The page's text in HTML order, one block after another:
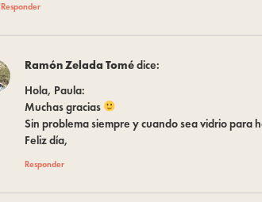
Responder
Ramón Zelada Tomédice:
Hola, Paula:
Muchas gracias
Sin problema siempre y cuando sea vidrio para
Feliz día,
Responder